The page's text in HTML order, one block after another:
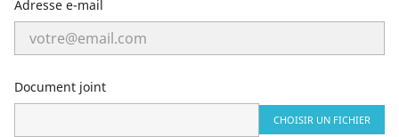
Adresse e-mail
Document joint
CHOISIR UN FICHIER